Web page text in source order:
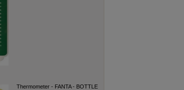
Thermometer - FANTA - BOTTLE